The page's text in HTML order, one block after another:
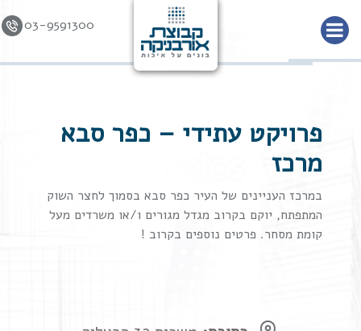
03-9591300
Skip to
פרויקט עתידי – כפר סבא
מרכז
במרכז העניינים של העיר כפר סבא בסמוך לחצר השוק
המתפתח, יוקם בקרוב מגדל מגורים ו/או משרדים מעל
קומת מסחר. פרטים נוספים בקרוב !